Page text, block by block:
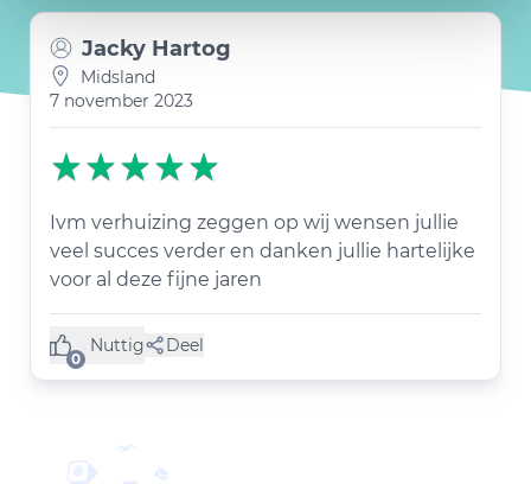
Jacky Hartog
Midsland
7 november 2023
Ivm verhuizing zeggen op wij wensen jullie
veel succes verder en danken jullie hartelijke
voor al deze fijne jaren
0
Nuttig
(0 like) Deel